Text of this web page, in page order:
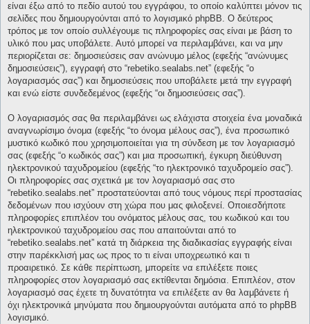
είναι έξω από το πεδίο αυτού του εγγράφου, το οποίο καλύπτει μόνον τις
σελίδες που δημιουργούνται από το λογισμικό phpBB. Ο δεύτερος
τρόπος με τον οποίο συλλέγουμε τις πληροφορίες σας είναι με βάση το
υλικό που μας υποβάλετε. Αυτό μπορεί να περιλαμβάνει, και να μην
περιορίζεται σε: δημοσιεύσεις σαν ανώνυμο μέλος (εφεξής “ανώνυμες
δημοσιεύσεις”), εγγραφή στο “rebetiko.sealabs.net” (εφεξής “ο
λογαριασμός σας”) και δημοσιεύσεις που υποβάλετε μετά την εγγραφή
και ενώ είστε συνδεδεμένος (εφεξής “οι δημοσιεύσεις σας”).
Ο λογαριασμός σας θα περιλαμβάνει ως ελάχιστα στοιχεία ένα μοναδικά
αναγνωρίσιμο όνομα (εφεξής “το όνομα μέλους σας”), ένα προσωπικό
μυστικό κωδικό που χρησιμοποιείται για τη σύνδεση με τον λογαριασμό
σας (εφεξής “ο κωδικός σας”) και μια προσωπική, έγκυρη διεύθυνση
ηλεκτρονικού ταχυδρομείου (εφεξής “το ηλεκτρονικό ταχυδρομείο σας”).
Οι πληροφορίες σας σχετικά με τον λογαριασμό σας στο
“rebetiko.sealabs.net” προστατεύονται από τους νόμους περί προστασίας
δεδομένων που ισχύουν στη χώρα που μας φιλοξενεί. Οποιεσδήποτε
πληροφορίες επιπλέον του ονόματος μέλους σας, του κωδικού και του
ηλεκτρονικού ταχυδρομείου σας που απαιτούνται από το
“rebetiko.sealabs.net” κατά τη διάρκεια της διαδικασίας εγγραφής είναι
στην παρέκκλισή μας ως προς το τι είναι υποχρεωτικό και τι
προαιρετικό. Σε κάθε περίπτωση, μπορείτε να επιλέξετε ποιες
πληροφορίες στον λογαριασμό σας εκτίθενται δημόσια. Επιπλέον, στον
λογαριασμό σας έχετε τη δυνατότητα να επιλέξετε αν θα λαμβάνετε ή
όχι ηλεκτρονικά μηνύματα που δημιουργούνται αυτόματα από το phpBB
λογισμικό.